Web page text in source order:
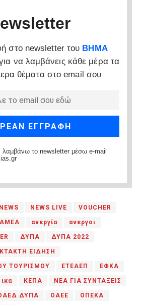
στο newsletter του ΒΗΜΑ
να λαμβάνεις κάθε μέρα τα
θέματα στο email σου
λαμβάνω το newsletter μέσω e-mail
NEWS NEWS LIVE VOUCHER
ΑΜΕΑ ανεργία ανεργοι
ΔΥΠΑ ΔΥΠΑ 2022
ΕΙΔΗΣΗ
ΤΟΥΡΙΣΜΟΥ ΕΤΕΑΕΠ ΕΦΚΑ
ικα ΚΕΠΑ ΝΕΑ ΓΙΑ ΣΥΝΤΑΞΕΙΣ
ΔΥΠΑ ΟΑΕΕ ΟΠΕΚΑ